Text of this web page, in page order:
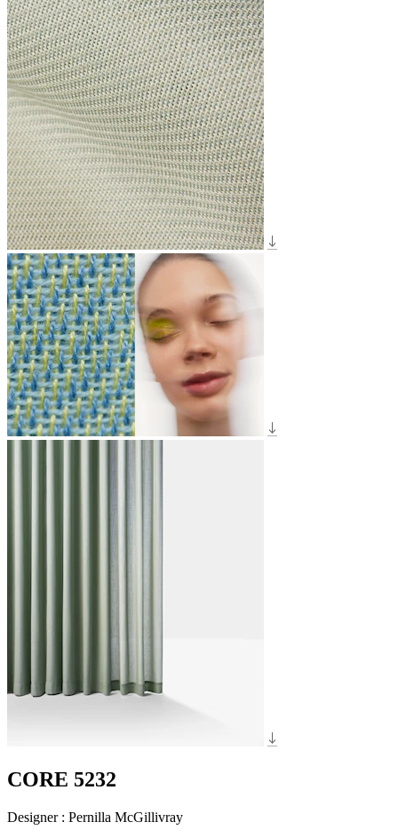
CORE 5232
Designer : Pernilla McGillivray